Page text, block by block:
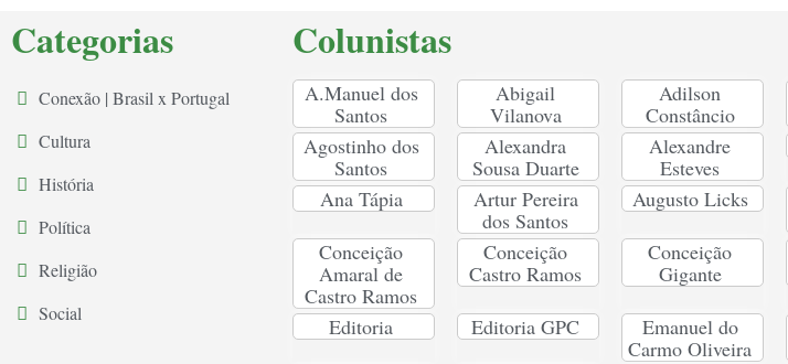
Categorias
Conexão | Brasil x Portugal
Cultura
História
Política
Religião
Social
Colunistas
A.Manuel dos
Santos
Abigail
Vilanova
Adilson
Constâncio
Agostinho dos
Santos
Alexandra
Sousa Duarte
Alexandre
Esteves
Ana Tápia
Artur Pereira
dos Santos
Augusto Licks
Conceição
Amaral de
Castro Ramos
Conceição
Castro Ramos
Conceição
Gigante
Editoria Editoria GPC
Emanuel do
Carmo Oliveira